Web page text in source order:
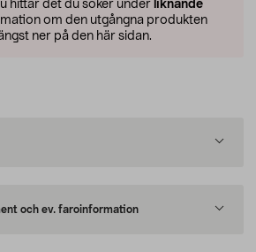
hittar det du söker under liknande
om den utgångna produkten
ner på den här sidan.
och ev. faroinformation